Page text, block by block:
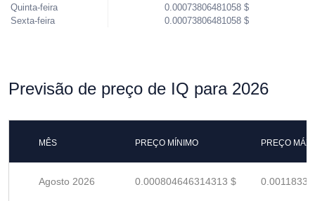
Quinta-feira
Sexta-feira
0.00073806481058 $
0.00073806481058 $
Previsão de preço de IQ para 2026
MÊS PREÇO MÍNIMO PREÇO
Agosto 2026 0.000804646314313 $